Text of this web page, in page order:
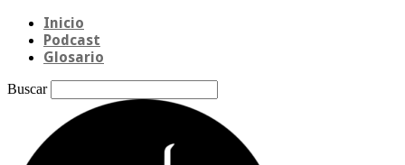
Inicio
Podcast
Glosario
Buscar